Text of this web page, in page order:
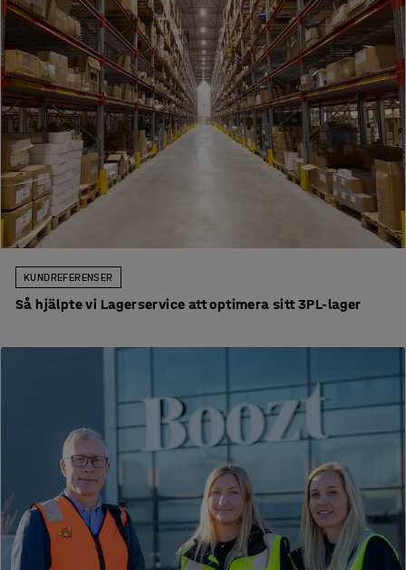
KUNDREFERENSER
Så hjälpte vi Lagerservice att optimera sitt 3PL-lager